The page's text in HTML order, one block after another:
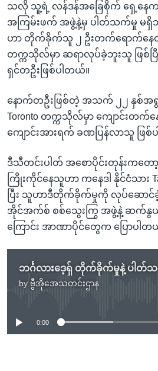
သလို သူ့ရဲ့ လန်ဒန်အခြေစိုက် ရှေ့န
အကြမ်းဖက် အဖွဲ့နဲ့မှ ပါတ်သက်မှု မရှိ
ဟာ တိုက်ခိုက်သူ ၂ ဦးတက်ရောက်နေတဲ့
တက္ကသိုလ်မှာ ဆရာလုပ်ခဲ့ဘူးသူ ဖြစ်ပြီး
ရှင်တဦးဖြစ်ပါတယ်။
နောက်တဦးဖြစ်တဲ့ အသက် ၂၂ နှစ်အ
Toronto တက္ကသိုလ်မှာ ကျောင်းတက်န
ကျောင်းအားရက် ခဏပြန်လာသူ ဖြစ်
ဒီသီတင်းပါတ် အစောပိုင်းတုန်းကတ
ကြိုးကိုင်နေသူဟာ ကနေဒါ နိုင်ငံသား
ပြီး သူဟာဒီတိုက်ခိုက်မှုကို လုပ်ဆော
အိုင်အက်စ် စစ်သွေးကြွ အဖွဲ့နဲ့ ဆက်နွယ်
ကြောင်း အာဏာပိုင်တွေက ပြောပါတ
by ဗွီအိုအေသတင်းဌာန
No media source
0:00